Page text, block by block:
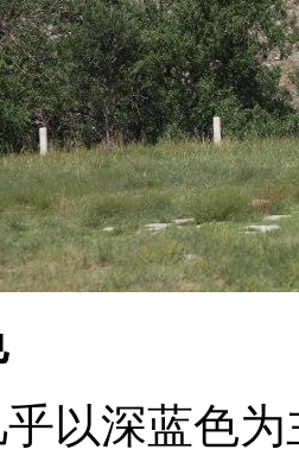
以深蓝色